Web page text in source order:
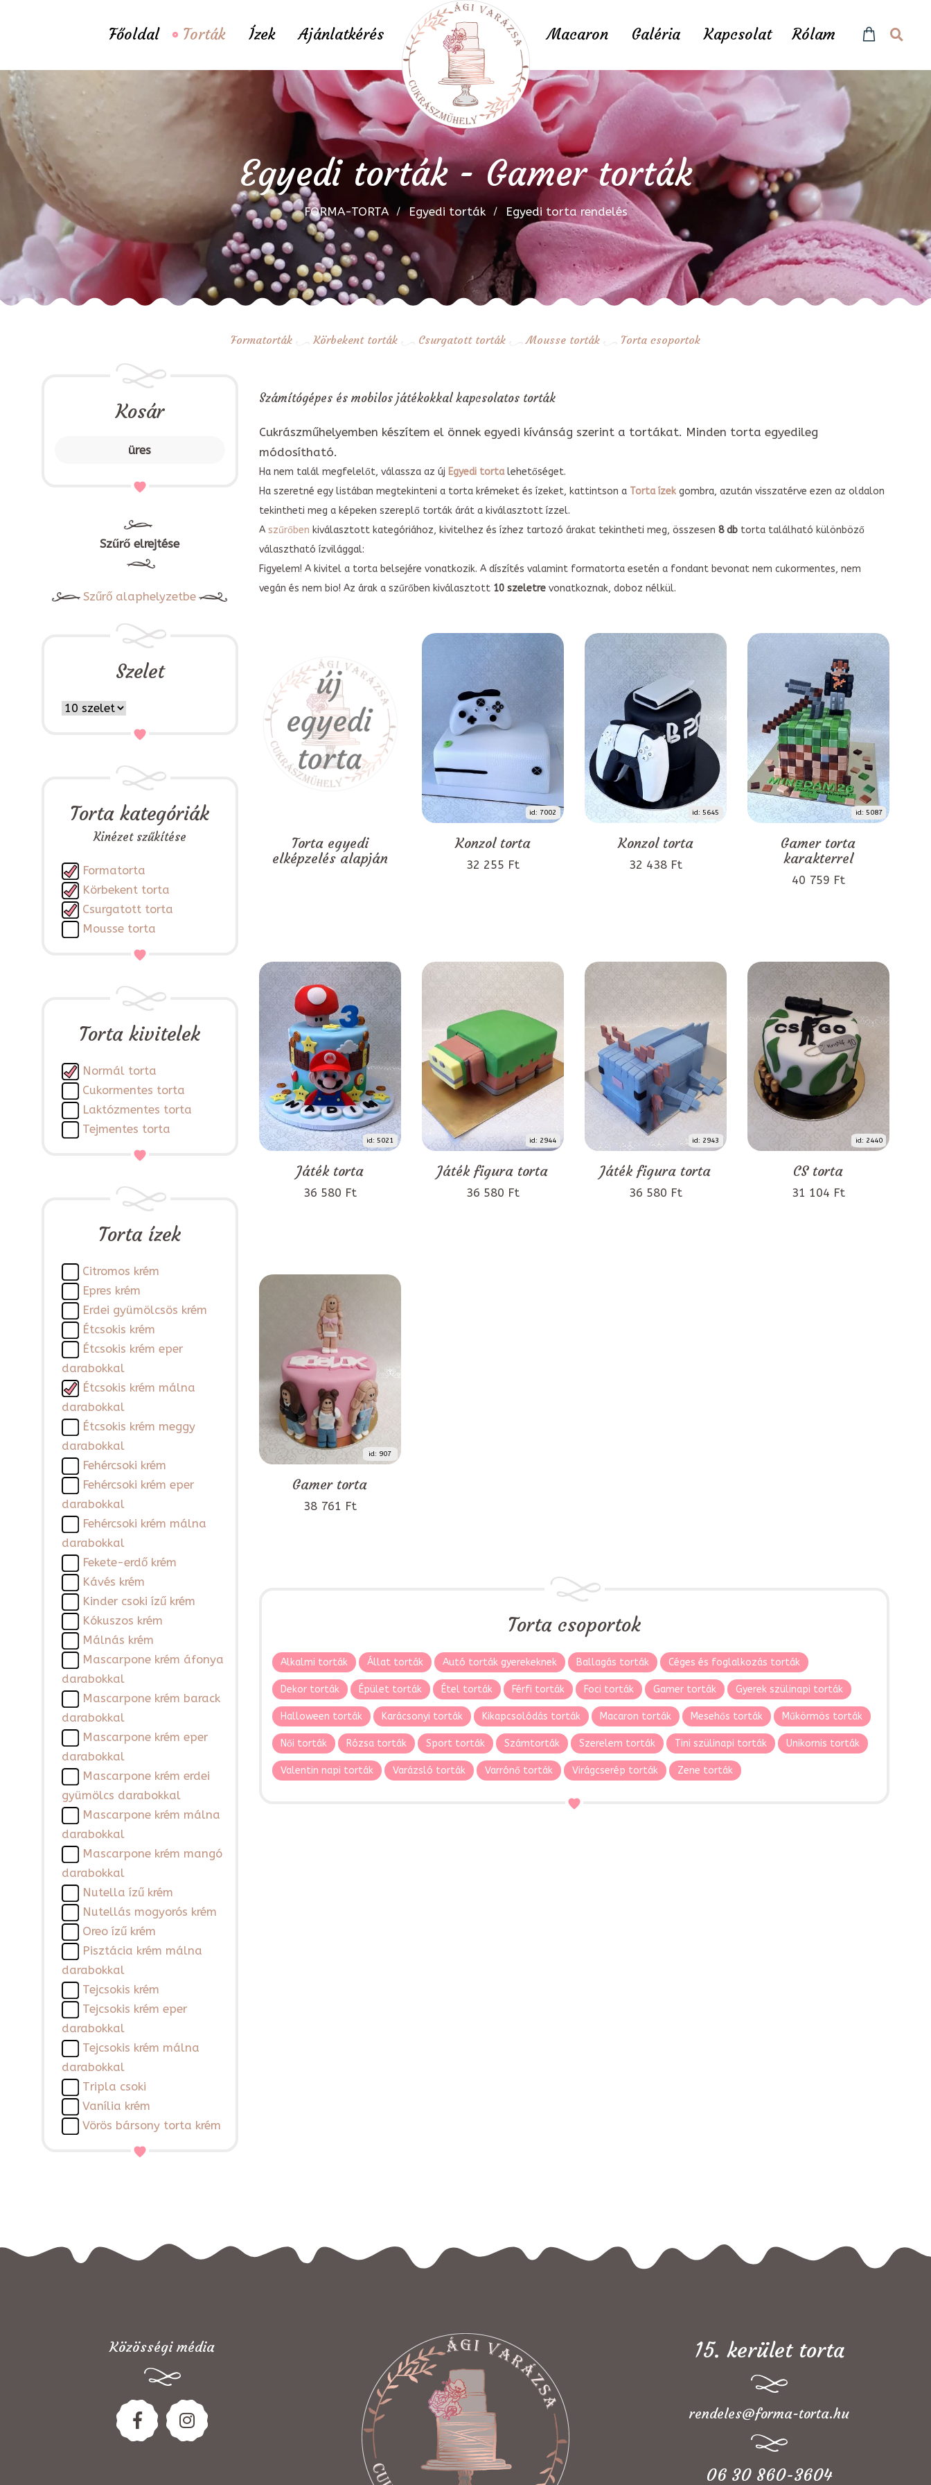
Főoldal Torták Ízek Ajánlatkérés Macaron Galéria Kapcsolat Rólam
Egyedi torták - Gamer torták
FORMA-TORTA Egyedi torták Egyedi torta rendelés
Formatorták Körbekent torták Csurgatott torták Mousse torták Torta csoportok
Kosár
üres
Szűrő elrejtése
Szűrő alaphelyzetbe
Szelet
Torta kategóriák
Kinézet szűkítése
Formatorta
Körbekent torta
Csurgatott torta
Mousse torta
Torta kivitelek
Normál torta
Cukormentes torta
Laktózmentes torta
Tejmentes torta
Torta ízek
Citromos krém
Epres krém
Erdei gyümölcsös krém
Étcsokis krém
Étcsokis krém eper
darabokkal
Étcsokis krém málna
darabokkal
Étcsokis krém meggy
darabokkal
Fehércsoki krém
Fehércsoki krém eper
darabokkal
Fehércsoki krém málna
darabokkal
Fekete-erdő krém
Kávés krém
Kinder csoki ízű krém
Kókuszos krém
Málnás krém
Mascarpone krém áfonya
darabokkal
Mascarpone krém barack
darabokkal
Mascarpone krém eper
darabokkal
Mascarpone krém erdei
gyümölcs darabokkal
Mascarpone krém málna
darabokkal
Mascarpone krém mangó
darabokkal
Nutella ízű krém
Nutellás mogyorós krém
Oreo ízű krém
Pisztácia krém málna
darabokkal
Tejcsokis krém
Tejcsokis krém eper
darabokkal
Tejcsokis krém málna
darabokkal
Tripla csoki
Vanília krém
Vörös bársony torta krém
Számítógépes és mobilos játékokkal kapcsolatos torták
Cukrászműhelyemben készítem el önnek egyedi kívánság szerint a tortákat. Minden torta egyedileg
módosítható.
Ha nem talál megfelelőt, válassza az új Egyedi tortalehetőséget.
Ha szeretné egy listában megtekinteni a torta krémeket és ízeket, kattintson a Torta ízekgombra, azután visszatérve ezen az oldalon
tekintheti meg a képeken szereplő torták árát a kiválasztott ízzel.
A szűrőben kiválasztott kategóriához, kivitelhez és ízhez tartozó árakat tekintheti meg, összesen 8 dbtorta található különböző
választható ízvilággal:
Figyelem! A kivitel a torta belsejére vonatkozik. A díszítés valamint formatorta esetén a fondant bevonat nem cukormentes, nem
vegán és nem bio! Az árak a szűrőben kiválasztott 10 szeletrevonatkoznak, doboz nélkül.
Torta egyedi
elképzelés alapján
id: 7002
Konzol torta
32 255 Ft
id: 5645
Konzol torta
32 438 Ft
id: 5087
Gamer torta
karakterrel
40 759 Ft
id: 5021
Játék torta
36 580 Ft
id: 2944
Játék figura torta
36 580 Ft
id: 2943
Játék figura torta
36 580 Ft
id: 2440
CS torta
31 104 Ft
id: 907
Gamer torta
38 761 Ft
Torta csoportok
Alkalmi torták Állat torták Autó torták gyerekeknek Ballagás torták Céges és foglalkozás torták
Dekor torták Épület torták Étel torták Férfi torták Foci torták Gamer torták Gyerek szülinapi torták
Halloween torták Karácsonyi torták Kikapcsolódás torták Macaron torták Mesehős torták Műkörmös torták
Női torták Rózsa torták Sport torták Számtorták Szerelem torták Tini szülinapi torták Unikornis torták
Valentin napi torták Varázsló torták Varrónő torták Virágcserép torták Zene torták
Közösségi média 15. kerület torta
rendeles@forma-torta.hu
06 30 860-3604